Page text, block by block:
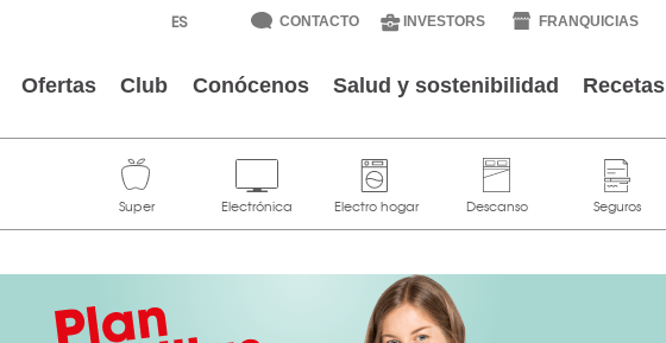
CONTACTO INVESTORS FRANQUICIAS
Ofertas Club Conócenos Salud y sostenibilidad Recetas